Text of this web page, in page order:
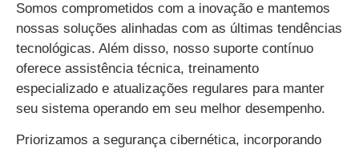
Somos comprometidos com a inovação e mantemos
nossas soluções alinhadas com as últimas tendências
tecnológicas. Além disso, nosso suporte contínuo
oferece assistência técnica, treinamento
especializado e atualizações regulares para manter
seu sistema operando em seu melhor desempenho.
Priorizamos a segurança cibernética, incorporando